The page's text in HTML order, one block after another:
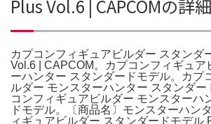
Plus Vol.6 | CAPCOMの詳
カプコンフィギュアビルダー スタンダ
Vol.6 | CAPCOM。カプコンフィギュア
ーハンター スタンダードモデル。カプ
ルダー モンスターハンター スタンダ
コンフィギュアビルダー モンスターハ
ドモデル。〔商品名〕モンスターハ
ィギュアビルダー スタンダードモデル